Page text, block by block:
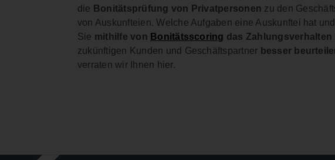
die Bonitätsprüfung von Privatpersonen zu den
von Auskunfteien. Welche Aufgaben eine Auskunftei hat
Sie mithilfe von Bonitätsscoring das Zahlungsverhalten
zukünftigen Kunden und Geschäftspartner besser
verraten wir Ihnen hier.